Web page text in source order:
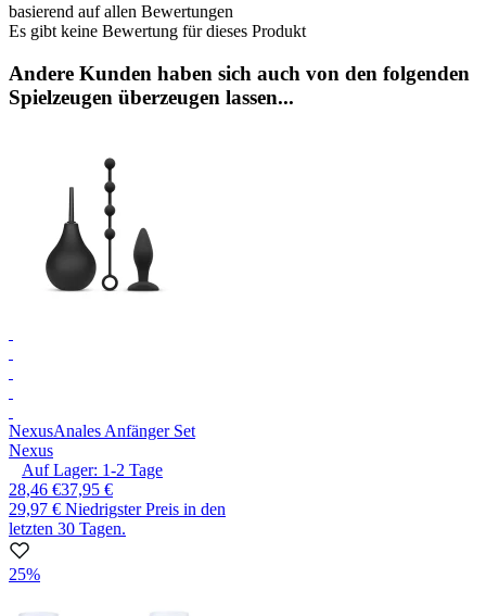
basierend auf allen Bewertungen
Es gibt keine Bewertung für dieses Produkt
Andere Kunden haben sich auch von den folgenden
Spielzeugen überzeugen lassen...
NexusAnales Anfänger Set
Nexus
Auf Lager: 1-2 Tage
28,46 €37,95 €
29,97 € Niedrigster Preis in den
letzten 30 Tagen.
25%